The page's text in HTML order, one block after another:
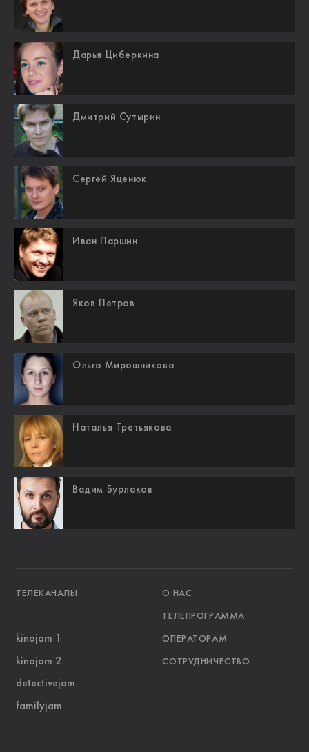
Дарья Циберкина
Дмитрий Сутырин
Сергей Яценюк
Иван Паршин
Яков Петров
Ольга Мирошникова
Наталья Третьякова
Вадим Бурлаков
ТЕЛЕКАНАЛЫ О НАС
ТЕЛЕПРОГРАММА
ОПЕРАТОРАМ
СОТРУДНИЧЕСТВО
kinojam 1
kinojam 2
detectivejam
familyjam